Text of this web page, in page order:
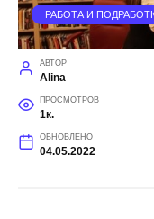
РАБОТА И
АВТОР
Alina
ПРОСМОТРОВ
1к.
ОБНОВЛЕНО
04.05.2022